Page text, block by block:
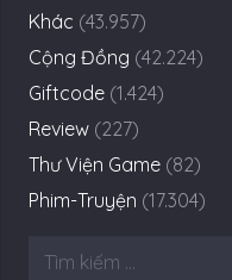
Khác (43.957)
Cộng Đồng (42.224)
Giftcode (1.424)
Review (227)
Thư Viện Game (82)
Phim-Truyện (17.304)
Tìm